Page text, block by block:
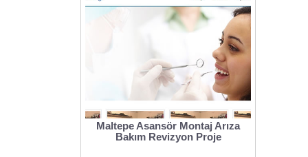
Maltepe Asansör Montaj Arıza
Bakım Revizyon Proje